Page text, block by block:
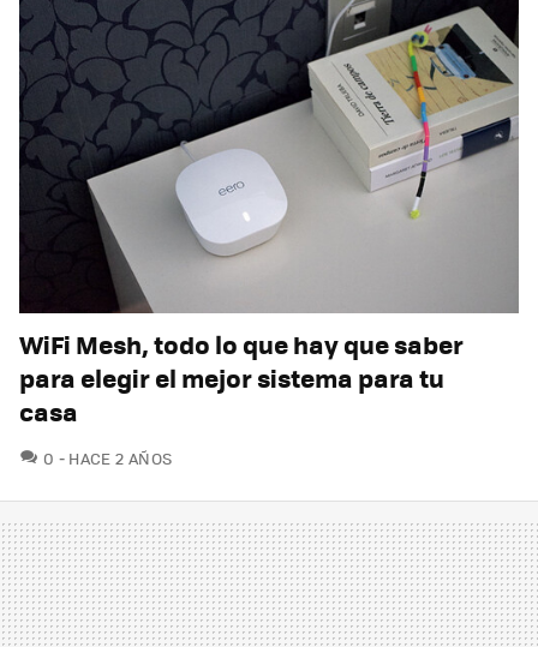
WiFi Mesh, todo lo que hay que saber
para elegir el mejor sistema para tu
casa
0 COMENTARIOS
HACE 2 AÑOS